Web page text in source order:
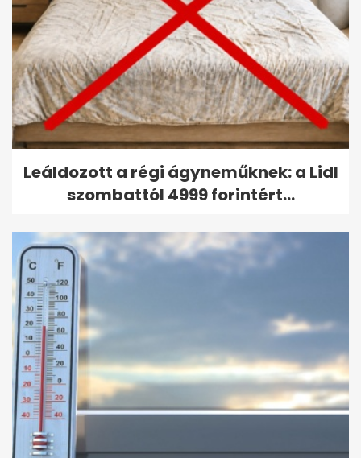
Leáldozott a régi ágyneműknek: a Lidl
szombattól 4999 forintért...